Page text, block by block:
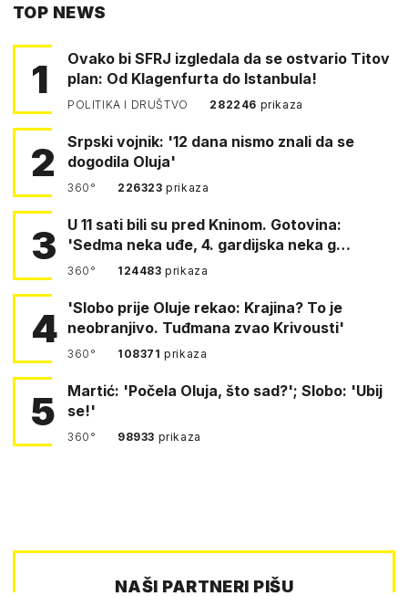
TOP NEWS
1
Ovako bi SFRJ izgledala da se ostvario Titov
plan: Od Klagenfurta do Istanbula!
POLITIKA I DRUŠTVO 282246 prikaza
2
Srpski vojnik: '12 dana nismo znali da se
dogodila Oluja'
360° 226323prikaza
3
U 11 sati bili su pred Kninom. Gotovina:
'Sedma neka uđe, 4. gardijska neka g…
360° 124483prikaza
4
'Slobo prije Oluje rekao: Krajina? To je
neobranjivo. Tuđmana zvao Krivousti'
360° 108371prikaza
5
Martić: 'Počela Oluja, što sad?'; Slobo: 'Ubij
se!'
360° 98933 prikaza
NAŠI PARTNERI PIŠU